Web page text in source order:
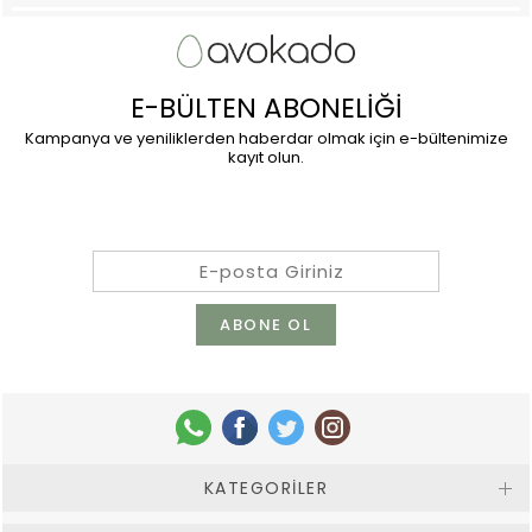
E-BÜLTEN ABONELİĞİ
Kampanya ve yeniliklerden haberdar olmak için e-bültenimize
kayıt olun.
KATEGORILER